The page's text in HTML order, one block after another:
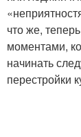
что же,
моментами,
начинать
перестройки